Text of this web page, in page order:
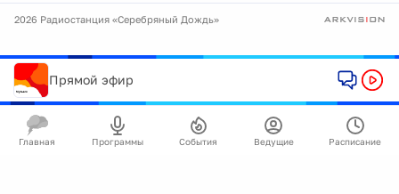
2026 Радиостанция «Серебряный Дождь»
Прямой эфир
Главная Программы События Ведущие Расписание